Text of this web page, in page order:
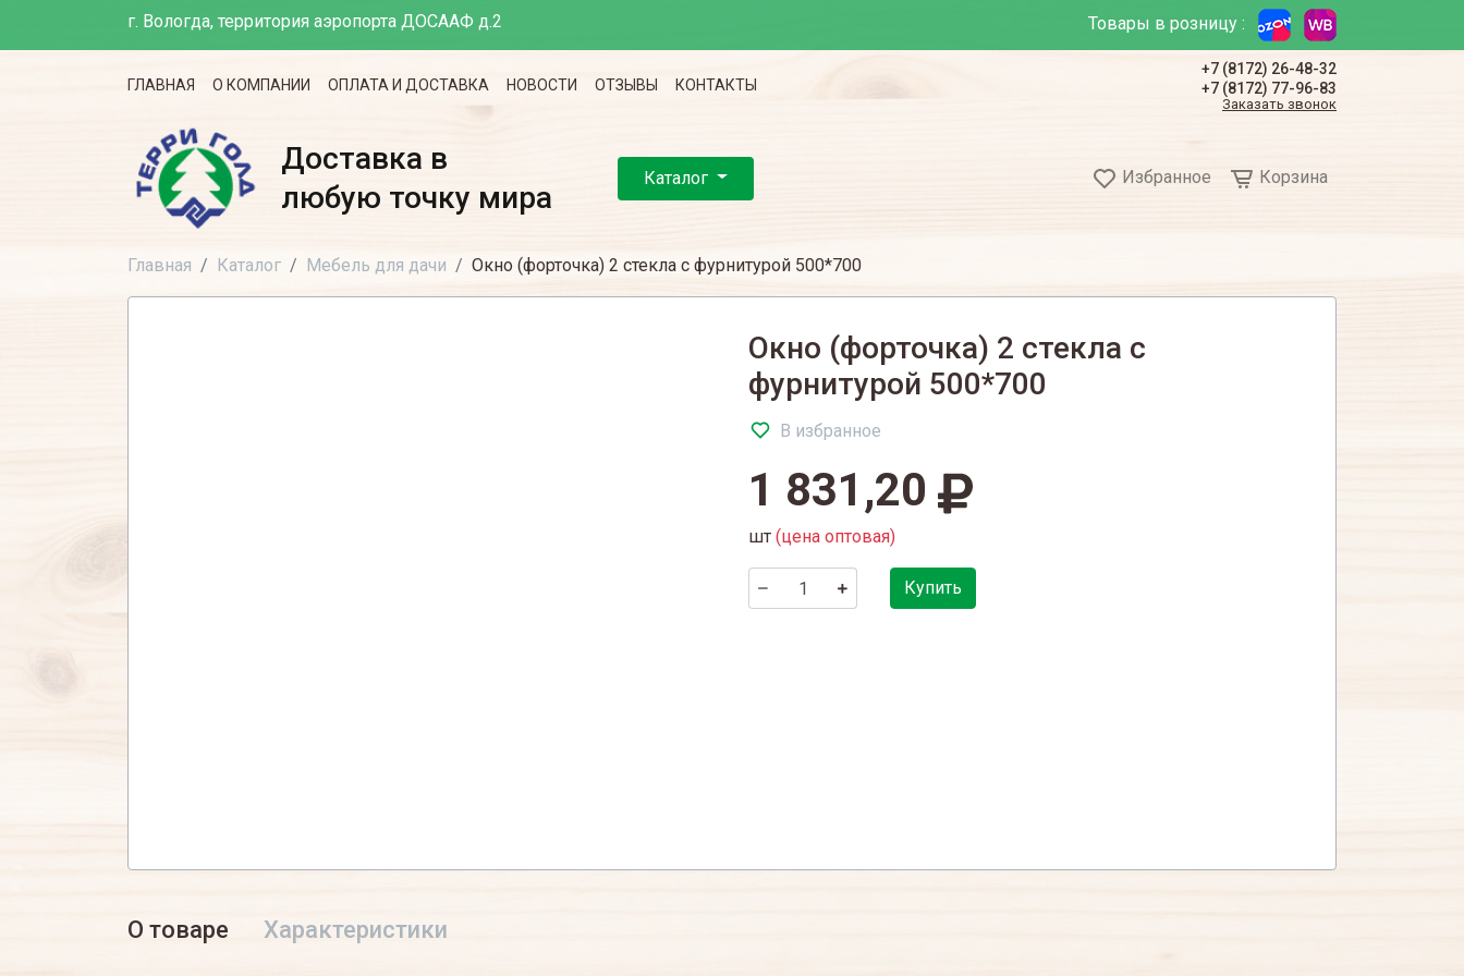
г. Вологда, территория аэропорта ДОСААФ д.2 Товары в розницу :
ГЛАВНАЯ О КОМПАНИИ ОПЛАТА И ДОСТАВКА НОВОСТИ ОТЗЫВЫ КОНТАКТЫ
+7 (8172) 26-48-32
+7 (8172) 77-96-83
Заказать звонок
Доставка в
любую точку мира
Избранное Корзина
Каталог
Главная Каталог Мебель для дачи Окно (форточка) 2 стекла с фурнитурой 500*700
Окно (форточка) 2 стекла с
фурнитурой 500*700
В избранное
1 831,20
шт (цена оптовая)
Купить
О товаре Характеристики